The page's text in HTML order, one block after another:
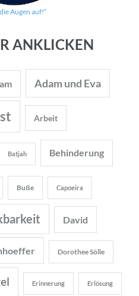
Augen auf!“
ANKLICKEN
Adam und Eva
Arbeit
Batjah Behinderung
Buße Capoeira
David
Dorothee Sölle
Erinnerung Erlösung